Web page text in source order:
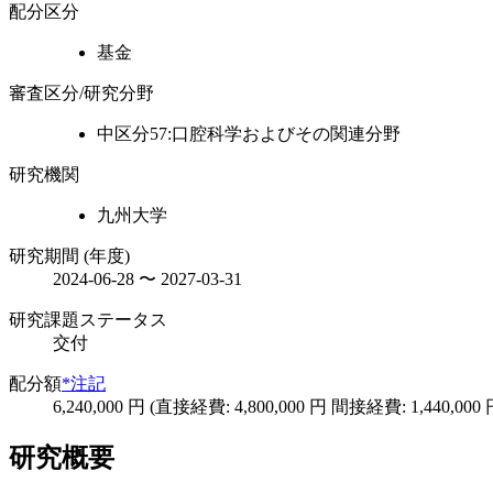
配分区分
基金
審査区分/研究分野
中区分57:口腔科学およびその関連分野
研究機関
九州大学
研究期間 (年度)
2024-06-28 〜 2027-03-31
研究課題ステータス
交付
配分額*注記
6,240,000 円 (直接経費: 4,800,000 円 間接経費: 1,440,000
研究概要